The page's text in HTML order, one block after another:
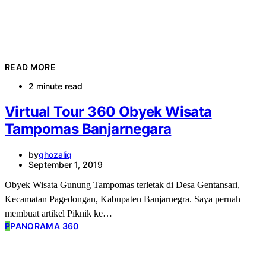
READ MORE
2 minute read
Virtual Tour 360 Obyek Wisata
Tampomas Banjarnegara
byghozaliq
September 1, 2019
Obyek Wisata Gunung Tampomas terletak di Desa Gentansari,
Kecamatan Pagedongan, Kabupaten Banjarnegra. Saya pernah
membuat artikel Piknik ke…
PPANORAMA 360